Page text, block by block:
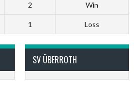
2 Win
1 Loss
SV ÜBERROTH